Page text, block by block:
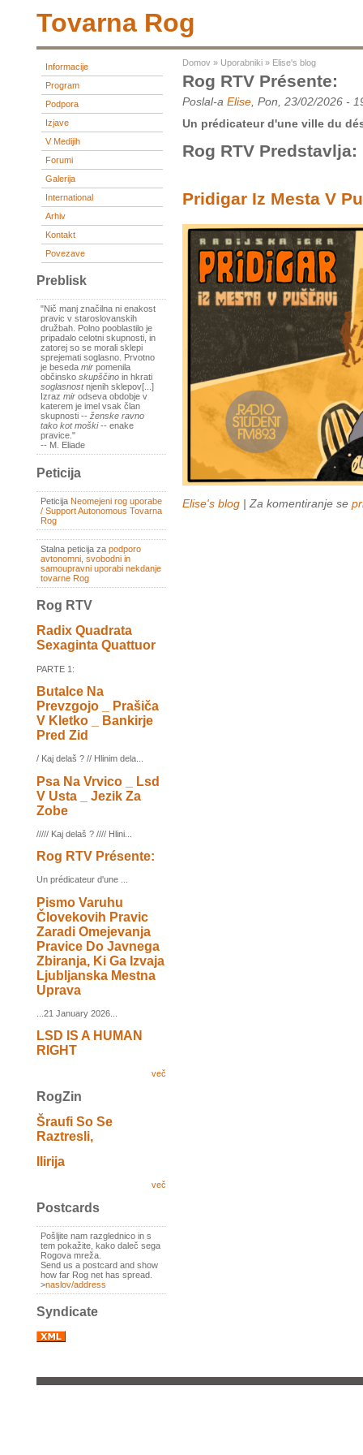
Tovarna Rog
Informacije
Program
Podpora
Izjave
V Medijih
Forumi
Galerija
International
Arhiv
Kontakt
Povezave
Preblisk
"Nič manj značilna ni enakost
pravic v staroslovanskih
družbah. Polno pooblastilo je
pripadalo celotni skupnosti, in
zatorej so se morali sklepi
sprejemati soglasno. Prvotno
je beseda mir pomenila
občinsko skupščino in hkrati
soglasnostnjenih sklepov[...]
Izraz mir odseva obdobje v
katerem je imel vsak član
skupnosti -- ženske ravno
tako kot moški-- enake
pravice."
-- M. Eliade
Peticija
Peticija Neomejeni rog uporabe
/ Support Autonomous Tovarna
Rog
Stalna peticija za podporo
avtonomni, svobodni in
samoupravni uporabi nekdanje
tovarne Rog
Rog RTV
Radix Quadrata
Sexaginta Quattuor
PARTE 1:
Butalce Na
Prevzgojo _ Prašiča
V Kletko _ Bankirje
Pred Zid
/ Kaj delaš ? // Hlinim dela...
Psa Na Vrvico _ Lsd
V Usta _ Jezik Za
Zobe
///// Kaj delaš ? //// Hlini...
Rog RTV Présente:
Un prédicateur d'une ...
Pismo Varuhu
Človekovih Pravic
Zaradi Omejevanja
Pravice Do Javnega
Zbiranja, Ki Ga Izvaja
Ljubljanska Mestna
Uprava
...21 January 2026...
LSD IS A HUMAN
RIGHT
več
RogZin
Šraufi So Se
Raztresli,
Ilirija
več
Postcards
Pošljite nam razglednico in s
tem pokažite, kako daleč sega
Rogova mreža.
Send us a postcard and show
how far Rog net has spread.
>naslov/address
Syndicate
Domov » Uporabniki » Elise's blog
Rog RTV Présente:
Poslal-a Elise , Pon, 23/02/2026 -
Un prédicateur d'une ville du
Rog RTV Predstavlja:
Pridigar Iz Mesta V
Elise's blog | Za komentiranje se